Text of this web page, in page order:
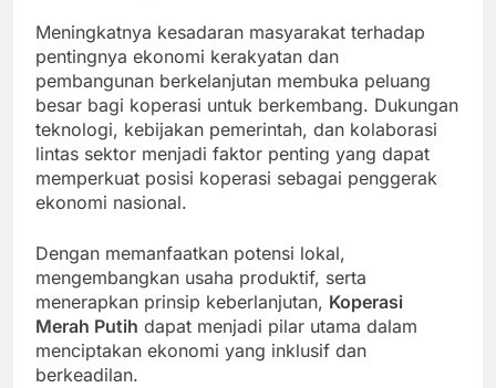
Meningkatnya kesadaran masyarakat terhadap
pentingnya ekonomi kerakyatan dan
pembangunan berkelanjutan membuka peluang
besar bagi koperasi untuk berkembang. Dukungan
teknologi, kebijakan pemerintah, dan kolaborasi
lintas sektor menjadi faktor penting yang dapat
memperkuat posisi koperasi sebagai penggerak
ekonomi nasional.
Dengan memanfaatkan potensi lokal,
mengembangkan usaha produktif, serta
menerapkan prinsip keberlanjutan, Koperasi
Merah Putih dapat menjadi pilar utama dalam
menciptakan ekonomi yang inklusif dan
berkeadilan.